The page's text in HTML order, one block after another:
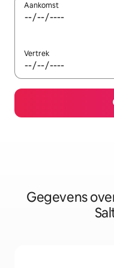
Aankomst
Vertrek
Gegevens